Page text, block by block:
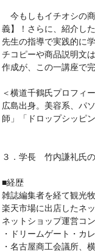
今もしもイチオシの
義】！さらに、紹介し
先生の指導で実践的に
チコピーや商品説明文
作成が、この一講座で
＜横道千鶴氏プロフィ
広島出身。美容系、パ
師」「ドロップシッピ
３．学長 竹内謙礼氏
■経歴
雑誌編集者を経て観光
楽天市場に出店したネ
ネットショップ運営コ
・ドリームゲート・カ
・名古屋商工会議所、